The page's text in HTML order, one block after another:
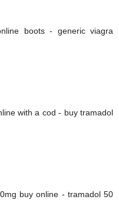
boots - generic viagra
with a cod - buy tramadol
buy online - tramadol 50